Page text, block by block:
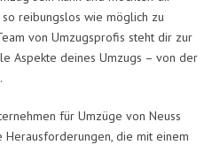
reibungslos wie möglich zu
von Umzugsprofis steht dir zur
Aspekte deines Umzugs – von der
für Umzüge von Neuss
Herausforderungen, die mit einem